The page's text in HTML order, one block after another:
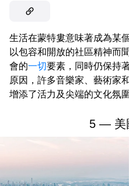
生活在蒙特婁意味著成為某
以包容和開放的社區精神而
會的一切要素，同時仍保持
原因，許多音樂家、藝術家
增添了活力及尖端的文化氛圍
5 — 美